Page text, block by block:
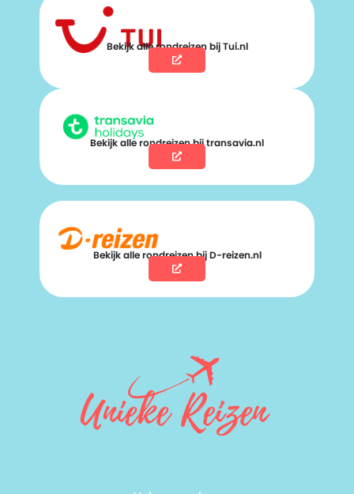
Bekijk alle rondreizen bij Tui.nl
Bekijk alle rondreizen bij transavia.nl
Bekijk alle rondreizen bij D-reizen.nl